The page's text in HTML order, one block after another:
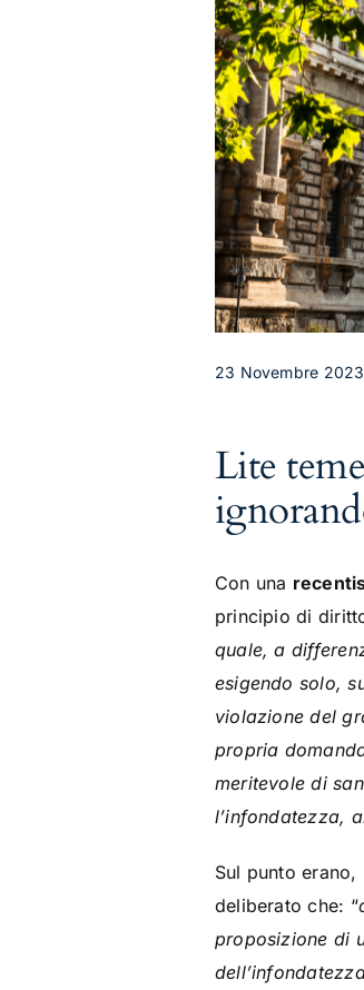
23 Novembre 2023
Lite
Con una
principio di
quale, a
esigendo solo,
violazione del
propria
meritevole di
l’infondatezza,
Sul punto
deliberato che: “
proposizione di